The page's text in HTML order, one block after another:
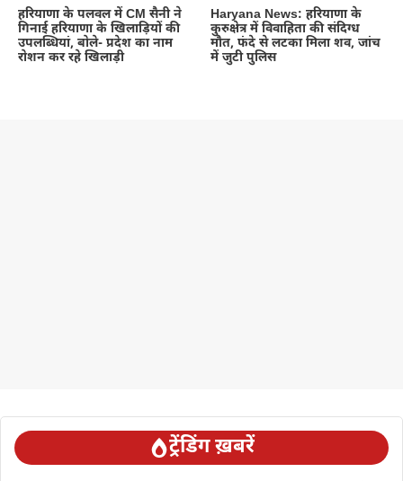
हरियाणा के पलवल में CM सैनी ने
गिनाई हरियाणा के खिलाड़ियों की
उपलब्धियां, बोले- प्रदेश का नाम
रोशन कर रहे खिलाड़ी
Haryana News: हरियाणा के
कुरुक्षेत्र में विवाहिता की संदिग्ध
मौत, फंदे से लटका मिला शव, जांच
में जुटी पुलिस
ट्रेंडिंग ख़बरें